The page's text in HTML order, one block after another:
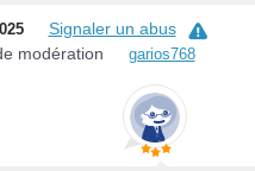
Signaler un abus
modération
garios768